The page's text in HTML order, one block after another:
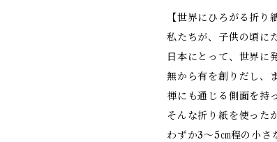
【世界にひろがる折り
私たちが、子供の頃に
日本にとって、世界に
無から有を創りだし、
禅にも通じる側面を持
そんな折り紙を使った
わずか3～5㎝程の小さ